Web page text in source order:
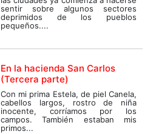
sentir sobre algunos sectores
deprimidos de los pueblos
pequeños....
En la hacienda San Carlos
(Tercera parte)
Con mi prima Estela, de piel Canela,
cabellos largos, rostro de niña
inocente, corríamos por los
campos. También estaban mis
primos...